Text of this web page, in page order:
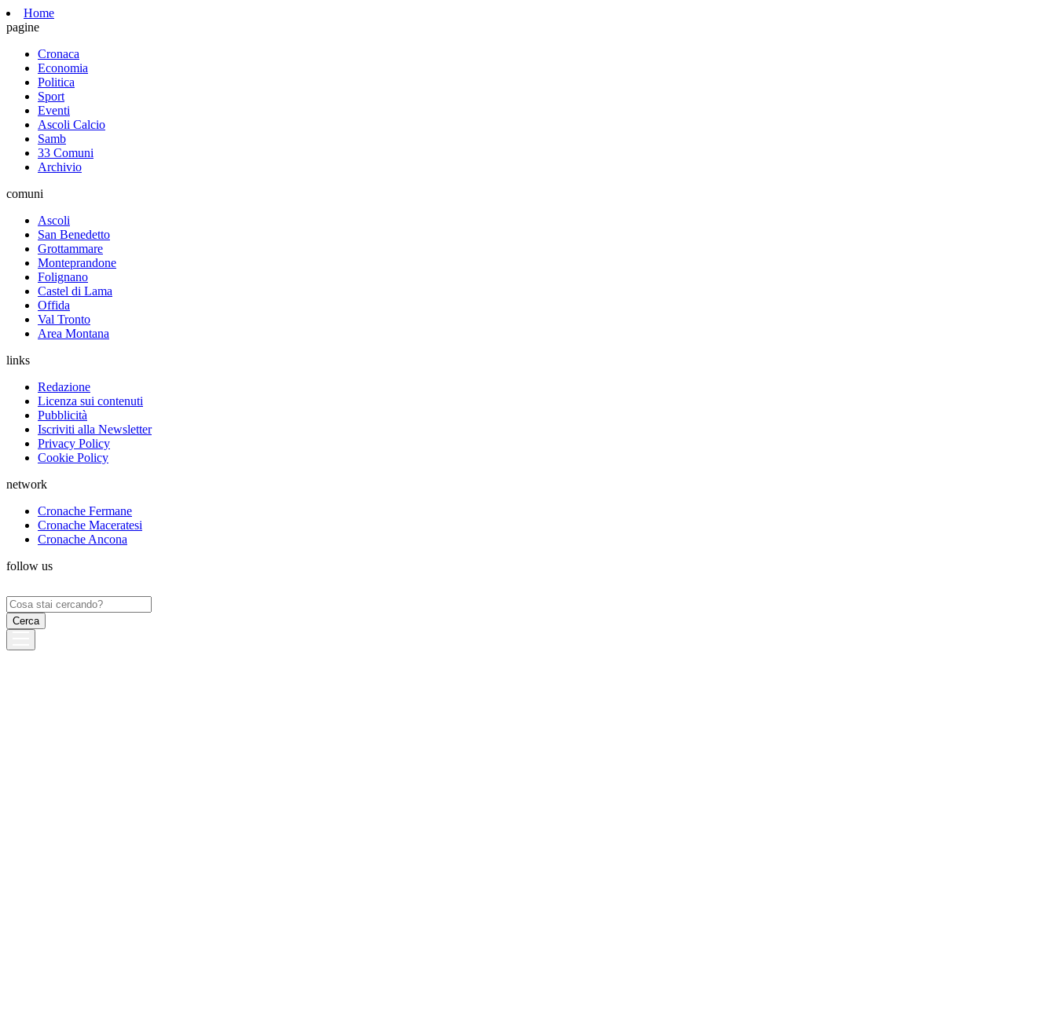
Home
pagine
Cronaca
Economia
Politica
Sport
Eventi
Ascoli Calcio
Samb
33 Comuni
Archivio
comuni
Ascoli
San Benedetto
Grottammare
Monteprandone
Folignano
Castel di Lama
Offida
Val Tronto
Area Montana
links
Redazione
Licenza sui contenuti
Pubblicità
Iscriviti alla Newsletter
Privacy Policy
Cookie Policy
network
Cronache Fermane
Cronache Maceratesi
Cronache Ancona
follow us
Ricerca
per: